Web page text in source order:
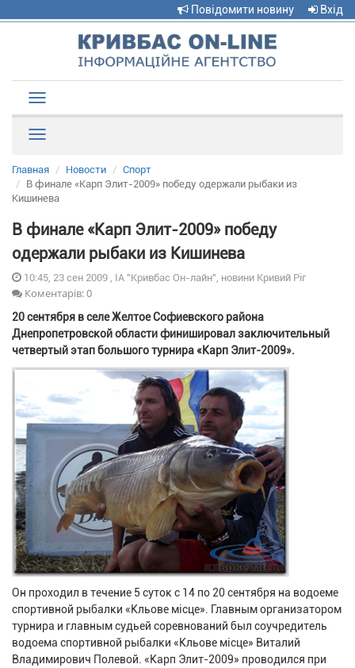
Повідомити новину Вхід
navigation
Главная Новости
Спорт
В финале «Карп Элит-2009» победу одержали рыбаки из
Кишинева
В финале «Карп Элит-2009» победу
одержали рыбаки из Кишинева
10:45, 23 сен 2009 , ІА "Кривбас Он-лайн", новини Кривий Ріг
Коментарів: 0
20 сентября в селе Желтое Софиевского района
Днепропетровской области финишировал заключительный
четвертый этап большого турнира «Карп Элит-2009».
Он проходил в течение 5 суток с 14 по 20 сентября на водоеме
спортивной рыбалки «Кльове місце». Главным организатором
турнира и главным судьей соревнований был соучредитель
водоема спортивной рыбалки «Кльове місце» Виталий
Владимирович Полевой. «Карп Элит-2009» проводился при